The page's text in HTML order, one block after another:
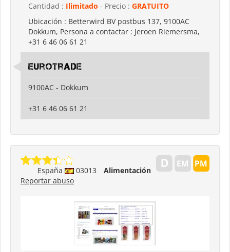
Cantidad : Ilimitado - Precio : GRATUITO
Ubicación : Betterwird BV postbus 137, 9100AC
Dokkum, Persona a contactar : Jeroen Riemersma,
+31 6 46 06 61 21
Eurotrade
9100AC - Dokkum
+31 6 46 06 61 21
España 03013
Alimentación
Reportar abuso